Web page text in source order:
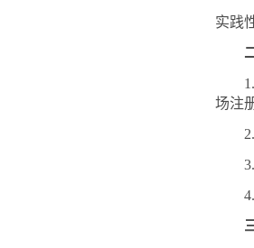
实践
场注